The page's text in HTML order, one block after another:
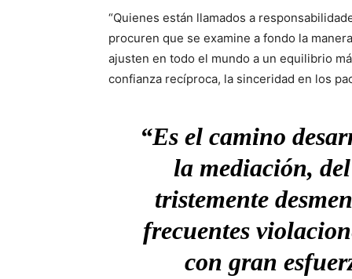
“Quienes están llamados a
procuren que se examine a fondo la
ajusten en todo el mundo a un equilibrio
confianza recíproca, la sinceridad en los
“Es el camino
la mediación,
tristemente
frecuentes
con gran